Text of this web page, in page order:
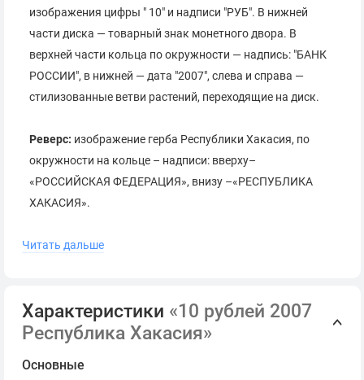
изображения цифры " 10" и надписи "РУБ". В нижней
части диска — товарный знак монетного двора. В
верхней части кольца по окружности — надпись: "БАНК
РОССИИ", в нижней — дата "2007", слева и справа —
стилизованные ветви растений, переходящие на диск.
Реверс: изображение герба Республики Хакасия, по
окружности на кольце – надписи: вверху–
«РОССИЙСКАЯ ФЕДЕРАЦИЯ», внизу –«РЕСПУБЛИКА
ХАКАСИЯ».
Гурт:300 рифлений и повторяющаяся дважды
Читать дальше
Характеристики «10 рублей 2007
Республика Хакасия»
Основные